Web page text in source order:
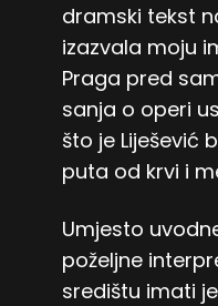
dramski tekst
izazvala moju
Praga pred
sanja o operi
što je Liješević
puta od krvi i
Umjesto
poželjne
središtu imati